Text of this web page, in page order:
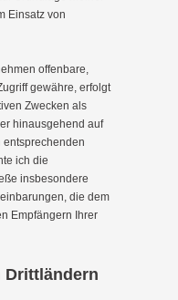
Einsatz von
offenbare,
gewähre, erfolgt
Zwecken als
hinausgehend auf
ich die
insbesondere
die dem
Empfängern Ihrer
Drittländern